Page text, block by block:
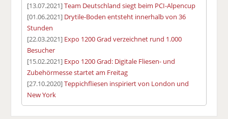
[13.07.2021]Team Deutschland siegt beim PCI-Alpencup
[01.06.2021] Drytile-Boden entsteht innerhalb von 36
Stunden
[22.03.2021] Expo 1200 Grad verzeichnet rund 1.000
Besucher
[15.02.2021] Expo 1200 Grad: Digitale Fliesen- und
Zubehörmesse startet am Freitag
[27.10.2020]Teppichfliesen inspiriert von London und
New York